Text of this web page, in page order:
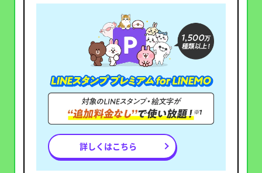
詳しくはこちら